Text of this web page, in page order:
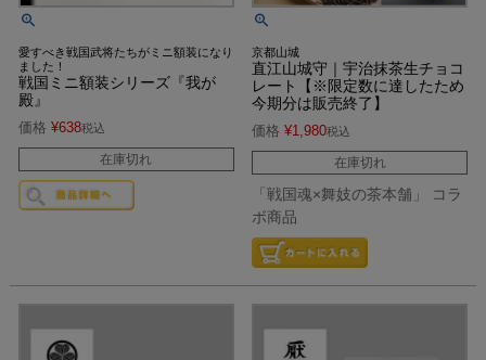
愛すべき戦国武将たちがミニ額装になり
ました！
戦国ミニ額装シリーズ『我が
殿』
価格 ¥638税込
在庫切れ
京都山城
直江山城守｜宇治抹茶生チョコ
レート【※限定数に達したため
今期分は販売終了】
価格 ¥1,980税込
在庫切れ
「戦国魂×舞妓の茶本舗」 コラ
ボ商品